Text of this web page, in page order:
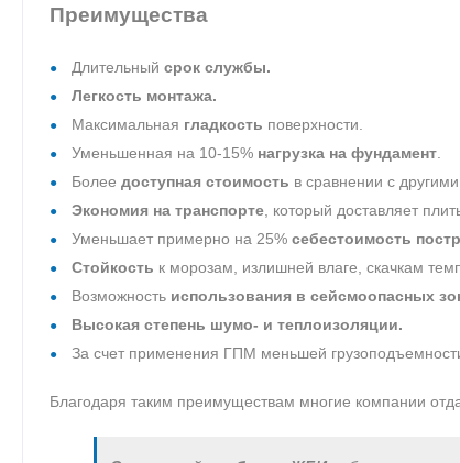
Преимущества
Длительный срок службы.
Легкость монтажа.
Максимальная гладкость поверхности.
Уменьшенная на 10-15% нагрузка на фундамент
Более доступная стоимость в сравнении с
Экономия на транспорте , который доставляет
Уменьшает примерно на 25% себестоимость
Стойкость к морозам, излишней влаге, скачкам
Возможность использования в сейсмоопасных
Высокая степень шумо- и теплоизоляции.
За счет применения ГПМ меньшей
Благодаря таким преимуществам многие компании